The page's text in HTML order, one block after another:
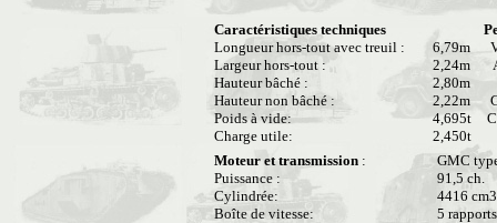
Caractéristiques techniques
Longueur hors-tout avec treuil :
Largeur hors-tout :
Hauteur bâché :
Hauteur non bâché :
Poids à vide:
Charge utile:
6,79m
2,24m
2,80m
2,22m
4,695t
2,450t
Moteur et transmission :
Puissance :
Cylindrée:
Boîte de vitesse:
GMC
91,5 ch.
4416 cm3
5